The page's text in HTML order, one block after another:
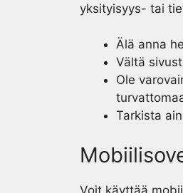
yksityisyys- tai
Älä anna
Vältä
Ole
Tarkista
Voit käyttää